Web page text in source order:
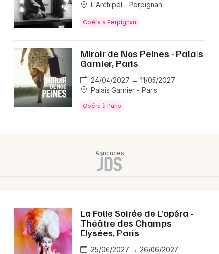
L'Archipel - Perpignan
Opéra à Perpignan
Miroir de Nos Peines - Palais
Garnier, Paris
24/04/2027 → 11/05/2027
Palais Garnier - Paris
Opéra à Paris
La Folle Soirée de L’opéra -
Théâtre des Champs
Elysées, Paris
25/06/2027 → 26/06/2027